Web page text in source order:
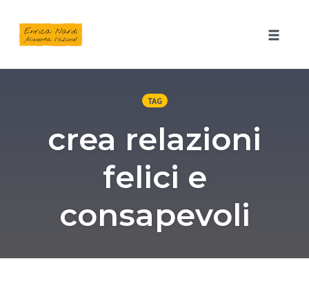
TAG
crea relazioni
felici e
consapevoli